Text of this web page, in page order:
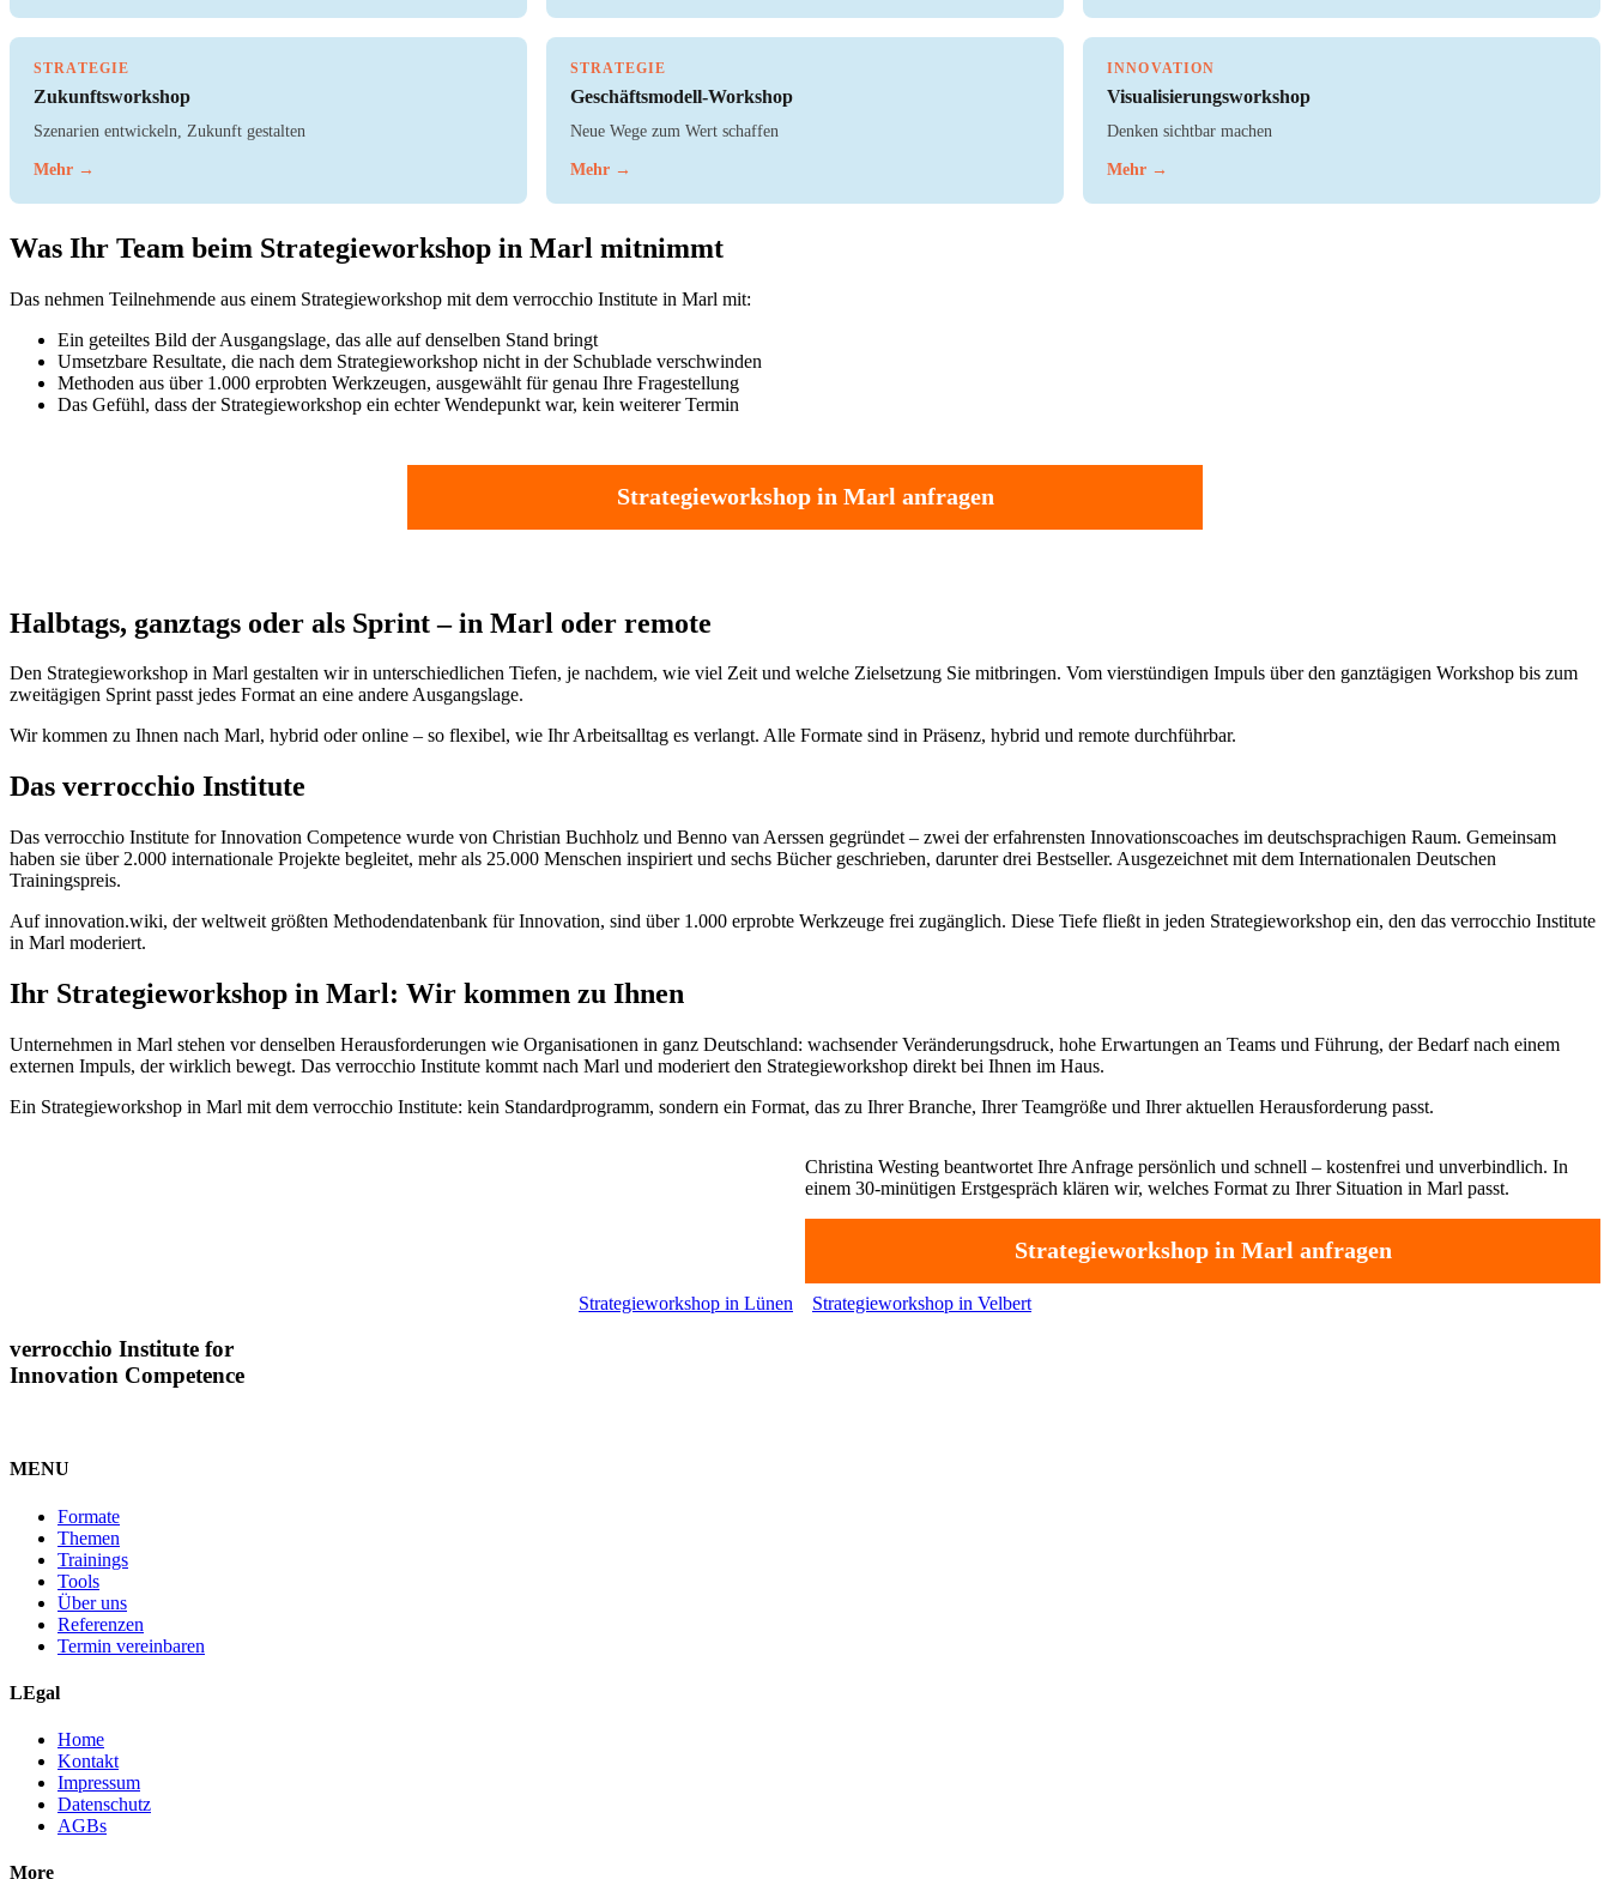
STRATEGIE
Zukunftsworkshop
Szenarien entwickeln, Zukunft gestalten
Mehr →
STRATEGIE
Geschäftsmodell-Workshop
Neue Wege zum Wert schaffen
Mehr →
INNOVATION
Visualisierungsworkshop
Denken sichtbar machen
Mehr →
Was Ihr Team beim Strategieworkshop in Marl mitnimmt
Das nehmen Teilnehmende aus einem Strategieworkshop mit dem verrocchio Institute in Marl mit:
Ein geteiltes Bild der Ausgangslage, das alle auf denselben Stand bringt
Umsetzbare Resultate, die nach dem Strategieworkshop nicht in der Schublade verschwinden
Methoden aus über 1.000 erprobten Werkzeugen, ausgewählt für genau Ihre Fragestellung
Das Gefühl, dass der Strategieworkshop ein echter Wendepunkt war, kein weiterer Termin
Strategieworkshop in Marl anfragen
Halbtags, ganztags oder als Sprint – in Marl oder remote
Den Strategieworkshop in Marl gestalten wir in unterschiedlichen Tiefen, je nachdem, wie viel Zeit und welche Zielsetzung Sie mitbringen. Vom vierstündigen Impuls über den ganztägigen Workshop bis zum
zweitägigen Sprint passt jedes Format an eine andere Ausgangslage.
Wir kommen zu Ihnen nach Marl, hybrid oder online – so flexibel, wie Ihr Arbeitsalltag es verlangt. Alle Formate sind in Präsenz, hybrid und remote durchführbar.
Das verrocchio Institute
Das verrocchio Institute for Innovation Competence wurde von Christian Buchholz und Benno van Aerssen gegründet – zwei der erfahrensten Innovationscoaches im deutschsprachigen Raum. Gemeinsam
haben sie über 2.000 internationale Projekte begleitet, mehr als 25.000 Menschen inspiriert und sechs Bücher geschrieben, darunter drei Bestseller. Ausgezeichnet mit dem Internationalen Deutschen
Trainingspreis.
Auf innovation.wiki, der weltweit größten Methodendatenbank für Innovation, sind über 1.000 erprobte Werkzeuge frei zugänglich. Diese Tiefe fließt in jeden Strategieworkshop ein, den das verrocchio Institute
in Marl moderiert.
Ihr Strategieworkshop in Marl: Wir kommen zu Ihnen
Unternehmen in Marl stehen vor denselben Herausforderungen wie Organisationen in ganz Deutschland: wachsender Veränderungsdruck, hohe Erwartungen an Teams und Führung, der Bedarf nach einem
externen Impuls, der wirklich bewegt. Das verrocchio Institute kommt nach Marl und moderiert den Strategieworkshop direkt bei Ihnen im Haus.
Ein Strategieworkshop in Marl mit dem verrocchio Institute: kein Standardprogramm, sondern ein Format, das zu Ihrer Branche, Ihrer Teamgröße und Ihrer aktuellen Herausforderung passt.
Christina Westing beantwortet Ihre Anfrage persönlich und schnell – kostenfrei und unverbindlich. In
einem 30-minütigen Erstgespräch klären wir, welches Format zu Ihrer Situation in Marl passt.
Strategieworkshop in Marl anfragen
Strategieworkshop in Lünen Strategieworkshop in Velbert
verrocchio Institute for
Innovation Competence
MENU
Formate
Themen
Trainings
Tools
Über uns
Referenzen
Termin vereinbaren
LEgal
Home
Kontakt
Impressum
Datenschutz
AGBs
More